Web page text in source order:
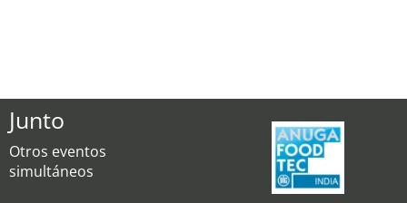
Junto
Otros eventos
simultáneos